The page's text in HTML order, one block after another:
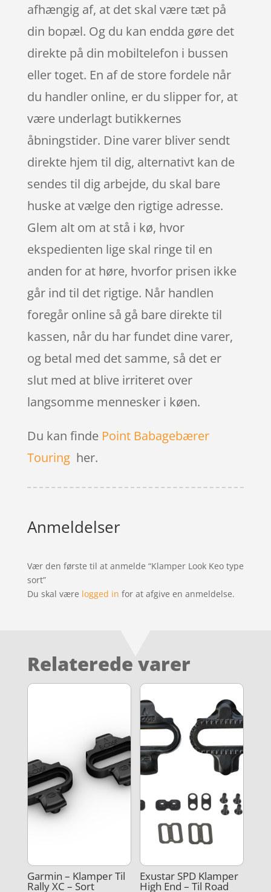
afhængig af, at det skal være tæt på
din bopæl. Og du kan endda gøre det
direkte på din mobiltelefon i bussen
eller toget. En af de store fordele når
du handler online, er du slipper for, at
være underlagt butikkernes
åbningstider. Dine varer bliver sendt
direkte hjem til dig, alternativt kan de
sendes til dig arbejde, du skal bare
huske at vælge den rigtige adresse.
Glem alt om at stå i kø, hvor
ekspedienten lige skal ringe til en
anden for at høre, hvorfor prisen ikke
går ind til det rigtige. Når handlen
foregår online så gå bare direkte til
kassen, når du har fundet dine varer,
og betal med det samme, så det er
slut med at blive irriteret over
langsomme mennesker i køen.
Du kan finde Point Babagebærer
Touringher.
Anmeldelser
Vær den første til at anmelde “Klamper Look Keo type
sort”
Du skal være logged in for at afgive en anmeldelse.
Relaterede varer
Garmin – Klamper Til
Rally XC – Sort
Exustar SPD Klamper
High End – Til Road